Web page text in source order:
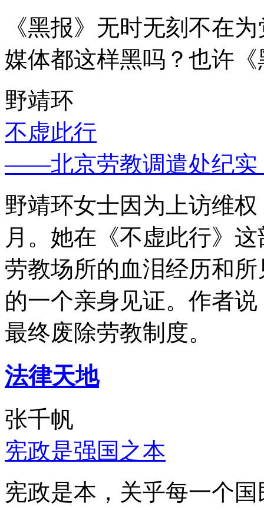
《黑报》无时无刻不在
媒体都这样黑吗？也许
野靖环
不虚此行
——北京劳教调遣处纪实
野靖环女士因为上访维
月。她在《不虚此行》
劳教场所的血泪经历和
的一个亲身见证。作者
最终废除劳教制度。
法律天地
张千帆
宪政是强国之本
宪政是本，关乎每一个